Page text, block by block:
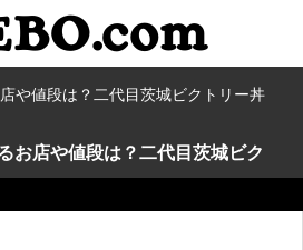
や値段は？二代目茨城ビクトリー丼
お店や値段は？二代目茨城ビク